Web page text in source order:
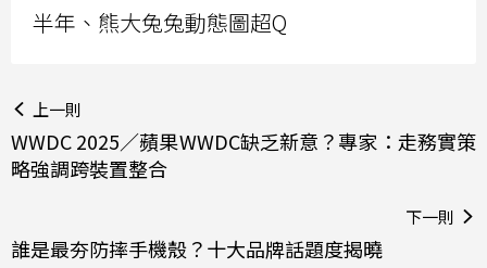
半年、熊大兔兔動態圖超Q
上一則
WWDC 2025／蘋果WWDC缺乏新意？專家：走務實策
略強調跨裝置整合
下一則
誰是最夯防摔手機殼？十大品牌話題度揭曉